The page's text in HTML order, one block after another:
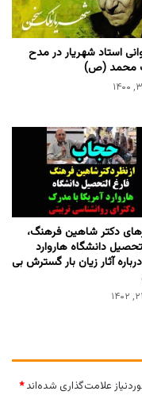
استاد شهریار در مدح
محمد (ص)
دکتر شاهین فرهنگ،
دانشگاه هاروارد
آثار زیان بار گسترش بی
علامت‌گذاری شده‌اند*